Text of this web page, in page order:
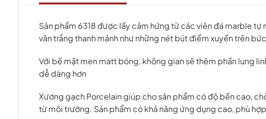
Sản phẩm 6318 được lấy cảm hứng từ các viên đá marble
vân trắng thanh mảnh như những nét bút điểm xuyến trên
Với bề mặt men matt bóng, không gian sẽ thêm phần lung
dễ dàng hơn
Xương gạch Porcelain giúp cho sản phẩm có độ bền cao,
từ môi trường. Sản phẩm có khả năng ứng dụng cao, phù